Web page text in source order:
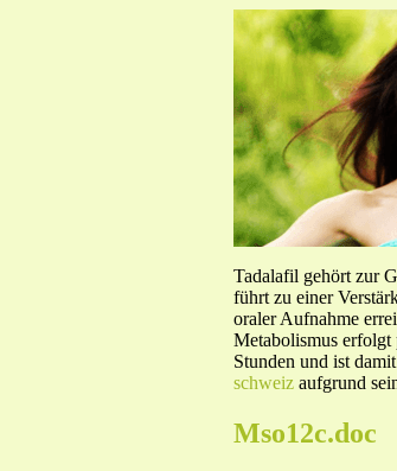
Tadalafil gehört zur
führt zu einer
oraler Aufnahme
Metabolismus
Stunden und ist
schweiz aufgrund
Mso12c.doc